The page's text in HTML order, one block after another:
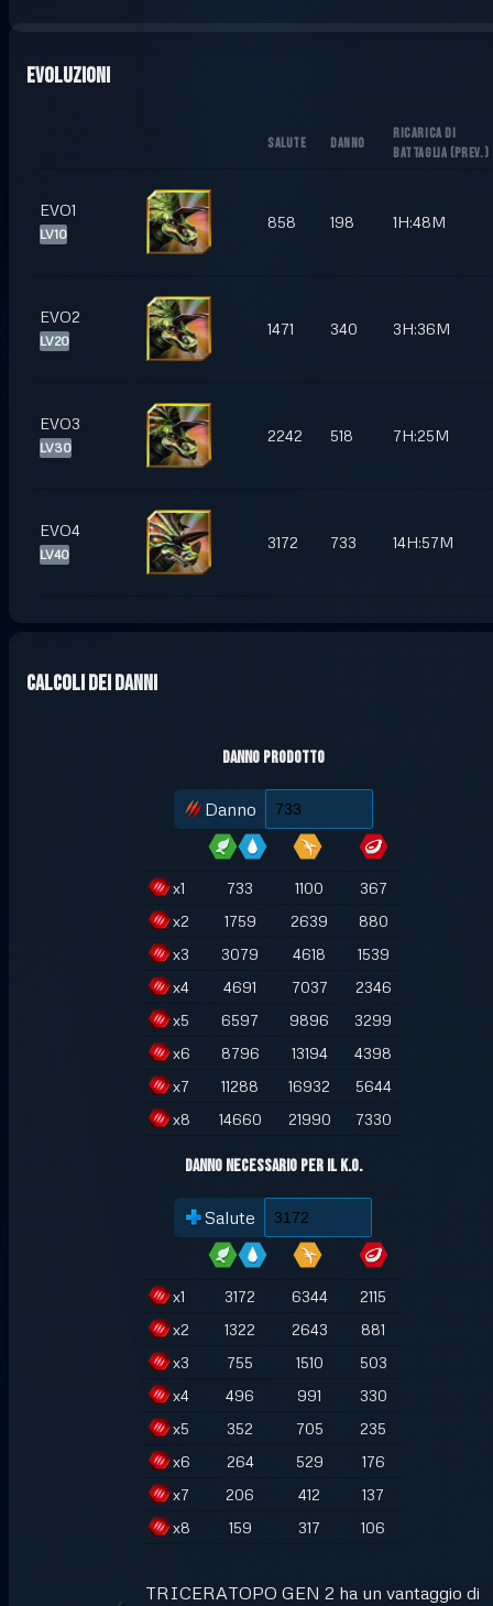
Evoluzioni
SALUTE DANNO
RICARICA DI
BATTAGLIA (PREV.)
EVO1
LV10
858 198 1H:48M
EVO2
LV20
1471 340 3H:36M
EVO3
LV30
2242 518 7H:25M
EVO4
LV40
3172 733 14H:57M
Calcoli dei danni
Danno prodotto
Danno
x1 733 1100
367
x2 1759 2639
880
x3 3079 4618
1539
x4 4691 7037
2346
x5 6597 9896
3299
x6 8796 13194
4398
x7 11288 16932
5644
x8 14660 21990 7330
Danno necessario per il K.O.
Salute
x1 3172 6344
2115
x2 1322 2643
881
x3 755 1510
503
x4 496 991
330
x5 352 705
235
x6 264 529
176
x7 206 412
137
x8 159 317 106
TRICERATOPO GEN 2 ha un vantaggio di